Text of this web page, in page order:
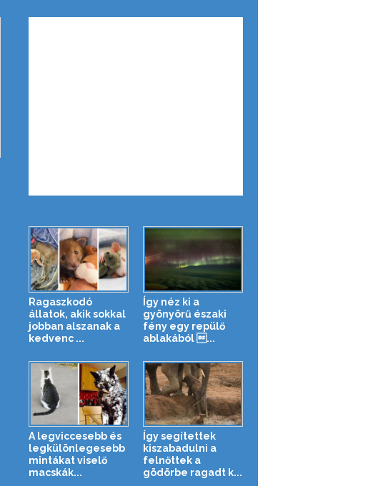
Ragaszkodó
állatok, akik sokkal
jobban alszanak a
kedvenc ...
Így néz ki a
gyönyörű északi
fény egy repülő
ablakából ...
A legviccesebb és
legkülönlegesebb
mintákat viselő
macskák...
Így segítettek
kiszabadulni a
felnőttek a
gödörbe ragadt k...